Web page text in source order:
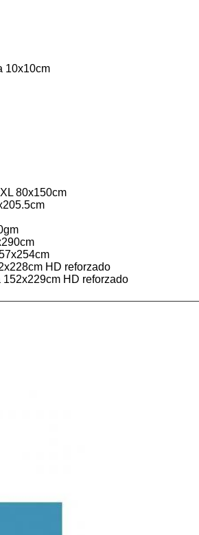
10x10cm
80x150cm
HD reforzado
HD reforzado